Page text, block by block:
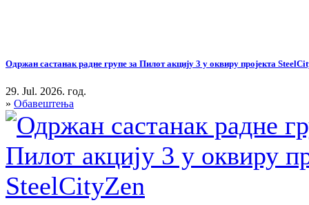
Одржан састанак радне групе за Пилот акцију 3 у оквиру пројекта
29. Jul. 2026. год.
» Обавештења